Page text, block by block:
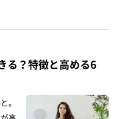
る？特徴と高める6
。